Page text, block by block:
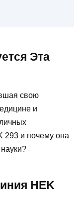
Эта
свою
и
293 и почему она
HEK